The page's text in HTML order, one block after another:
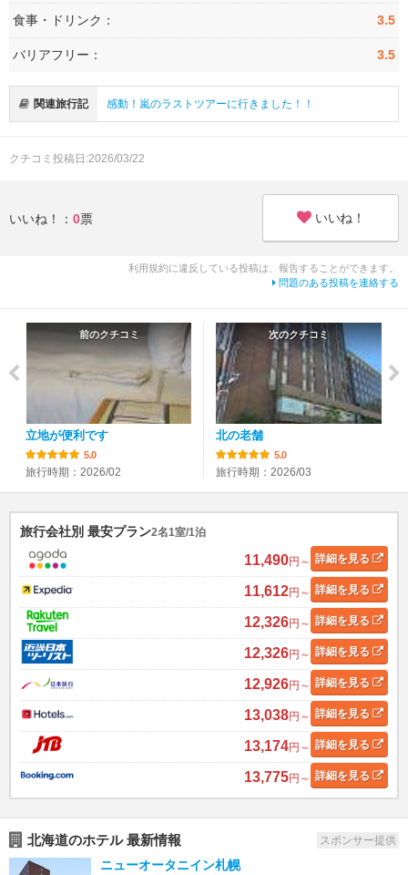
食事・ドリンク： 3.5
バリアフリー： 3.5
関連旅行記 感動！嵐のラストツアーに行きました！！
クチコミ投稿日:2026/03/22
いいね！： 0票 いいね！
利用規約に違反している投稿は、報告することができます。
問題のある投稿を連絡する
前のクチコミ
立地が便利です
5.0
旅行時期：2026/02
次のクチコミ
北の老舗
5.0
旅行時期：2026/03
旅行会社別 最安プラン2名1室/1泊
11,490円～ 詳細を見る
11,612円～ 詳細を見る
12,326円～ 詳細を見る
12,326円～ 詳細を見る
12,926円～ 詳細を見る
13,038円～ 詳細を見る
13,174円～ 詳細を見る
13,775円～ 詳細を見る
北海道のホテル 最新情報 スポンサー提供
ニューオータニイン札幌